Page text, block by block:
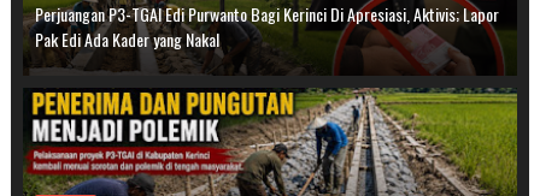
Perjuangan P3-TGAI Edi Purwanto Bagi Kerinci Di Apresiasi, Aktivis; Lapor
Pak Edi Ada Kader yang Nakal